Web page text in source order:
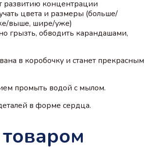
развитию концентрации
цвета и размеры (больше/
выше, шире/уже)
грызть, обводить карандашами,
в коробочку и станет прекрасным
промыть водой с мылом.
в форме сердца.